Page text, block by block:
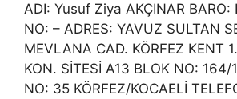
ADI: Yusuf Ziya AKÇINAR BARO:
NO: – ADRES: YAVUZ SULTAN
MEVLANA CAD. KÖRFEZ KENT
KON. SİTESİ A13 BLOK NO: 164/
NO: 35 KÖRFEZ/KOCAELİ